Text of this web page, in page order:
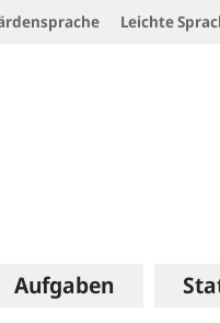
Leichte
Aufgaben